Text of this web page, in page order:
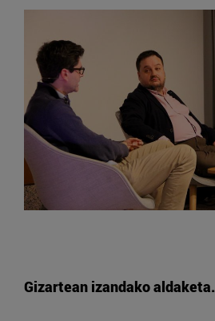
Gizartean izandako aldaketa.